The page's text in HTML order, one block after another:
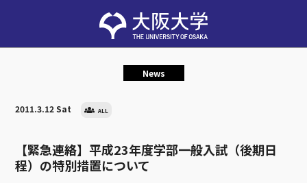
News
2011.3.12 Sat ALL
【緊急連絡】平成23年度学部一般入試（後期日
程）の特別措置について